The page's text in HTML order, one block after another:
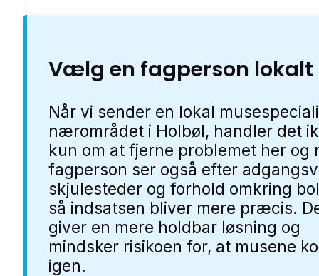
Vælg en fagperson lokalt
Når vi sender en lokal
nærområdet i Holbøl, handler det
kun om at fjerne problemet her og
fagperson ser også efter
skjulesteder og forhold omkring
så indsatsen bliver mere præcis.
giver en mere holdbar løsning og
mindsker risikoen for, at musene
igen.